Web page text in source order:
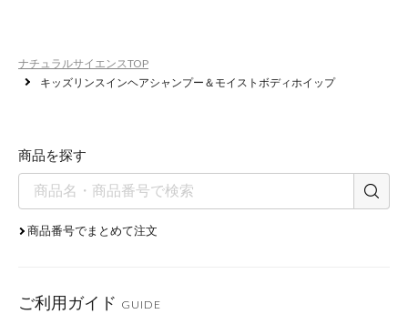
ナチュラルサイエンスTOP
キッズリンスインヘアシャンプー＆モイストボディホイップ
商品を探す
商品番号でまとめて注文
ご利用ガイド GUIDE